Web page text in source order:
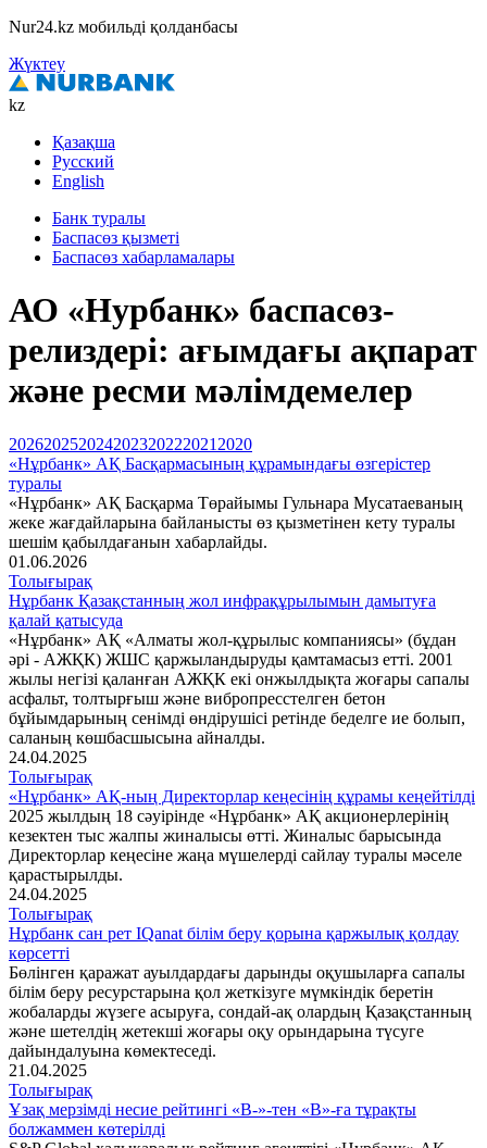
Nur24.kz мобильді қолданбасы
Жүктеу
kz
Қазақша
Русский
English
Банк туралы
Баспасөз қызметі
Баспасөз хабарламалары
АО «Нурбанк» баспасөз-
релиздері: ағымдағы ақпарат
және ресми мәлімдемелер
202620252024202320222021 2020
«Нұрбанк» АҚ Басқармасының құрамындағы өзгерістер
туралы
«Нұрбанк» АҚ Басқарма Төрайымы Гульнара Мусатаеваның
жеке жағдайларына байланысты өз қызметінен кету туралы
шешім қабылдағанын хабарлайды.
01.06.2026
Толығырақ
Нұрбанк Қазақстанның жол инфрақұрылымын дамытуға
қалай қатысуда
«Нұрбанк» АҚ «Алматы жол-құрылыс компаниясы» (бұдан
әрі - АЖҚК) ЖШС қаржыландыруды қамтамасыз етті. 2001
жылы негізі қаланған АЖҚК екі онжылдықта жоғары сапалы
асфальт, толтырғыш және вибропресстелген бетон
бұйымдарының сенімді өндірушісі ретінде беделге ие болып,
саланың көшбасшысына айналды.
24.04.2025
Толығырақ
«Нұрбанк» АҚ-ның Директорлар кеңесінің құрамы кеңейтілді
2025 жылдың 18 сәуірінде «Нұрбанк» АҚ акционерлерінің
кезектен тыс жалпы жиналысы өтті. Жиналыс барысында
Директорлар кеңесіне жаңа мүшелерді сайлау туралы мәселе
қарастырылды.
24.04.2025
Толығырақ
Нұрбанк сан рет IQanat білім беру қорына қаржылық қолдау
көрсетті
Бөлінген қаражат ауылдардағы дарынды оқушыларға сапалы
білім беру ресурстарына қол жеткізуге мүмкіндік беретін
жобаларды жүзеге асыруға, сондай-ақ олардың Қазақстанның
және шетелдің жетекші жоғары оқу орындарына түсуге
дайындалуына көмектеседі.
21.04.2025
Толығырақ
Ұзақ мерзімді несие рейтингі «B-»-тен «B»-ға тұрақты
болжаммен көтерілді